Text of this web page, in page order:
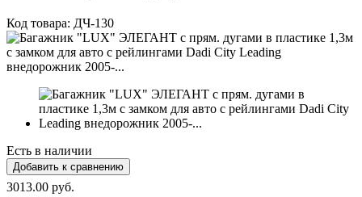
Код товара: ДЧ-130
Есть в наличии
3013.00 руб.